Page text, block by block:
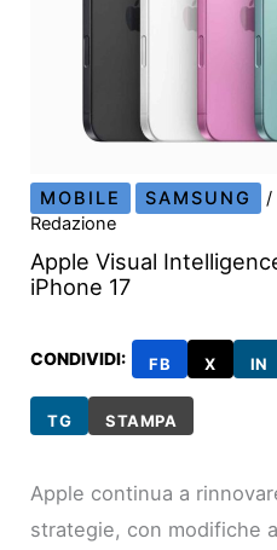
MOBILE SAMSUNG /
Redazione
Apple Visual
iPhone 17
CONDIVIDI: FB X IN
TG STAMPA
Apple continua a
strategie, con modifiche